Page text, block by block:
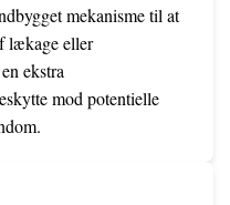
mekanisme til at
lækage eller
ekstra
mod potentielle